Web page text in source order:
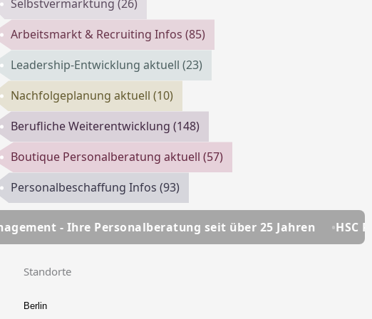
Selbstvermarktung (26)
Arbeitsmarkt & Recruiting Infos (85)
Leadership-Entwicklung aktuell (23)
Nachfolgeplanung aktuell (10)
Berufliche Weiterentwicklung (148)
Boutique Personalberatung aktuell (57)
Personalbeschaffung Infos (93)
seit über 25 Jahren HSC
Standorte
Berlin